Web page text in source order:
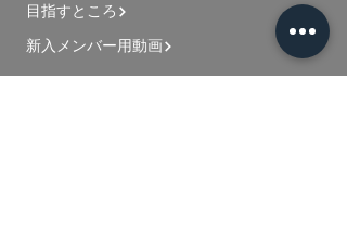
目指すところ
新入メンバー用動画